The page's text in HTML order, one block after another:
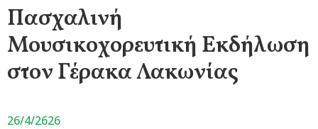
Πασχαλινή
Μουσικοχορευτική Εκδήλωση
στον Γέρακα Λακωνίας
26/4/2626